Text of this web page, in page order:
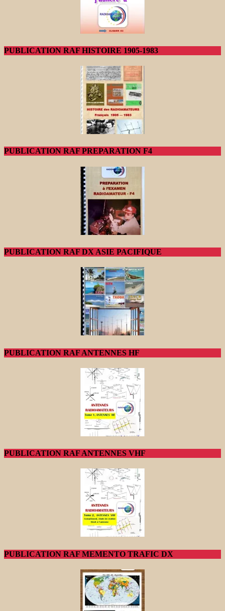
PUBLICATION RAF HISTOIRE 1905-1983
PUBLICATION RAF PREPARATION F4
PUBLICATION RAF DX ASIE PACIFIQUE
PUBLICATION RAF ANTENNES HF
PUBLICATION RAF ANTENNES VHF
PUBLICATION RAF MEMENTO TRAFIC DX